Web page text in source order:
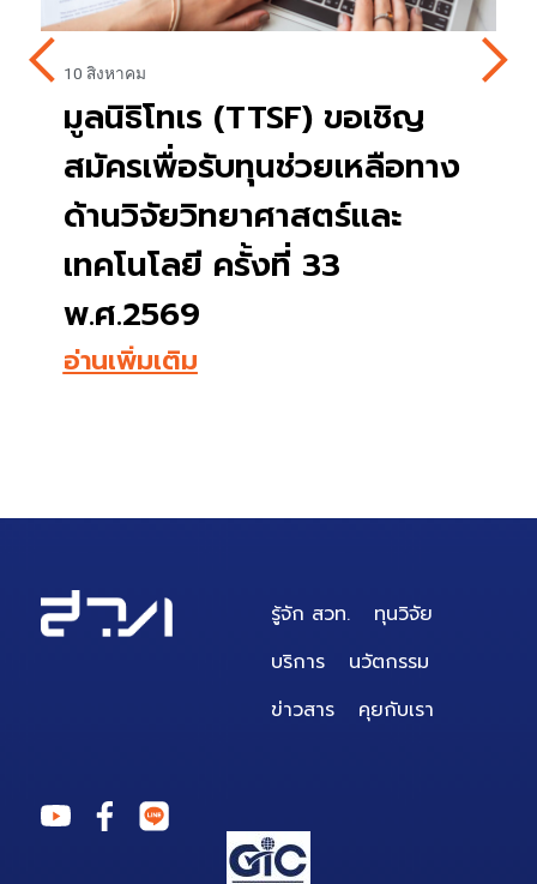
4 สิงหาคม
เปิดรับข้อเสนอโครงการขอรับ
การจัดสรรเงินกองทุนพัฒนา
เทคโนโลยีเพื่อการศึกษา
ประจำปี 2570 ยื่นข้อเสนอถึง
14 ส.ค. 69
อ่านเพิ่มเติม
รู้จัก สวท.
ทุนวิจัย
บริการ
นวัตกรรม
ข่าวสาร
คุยกับเรา